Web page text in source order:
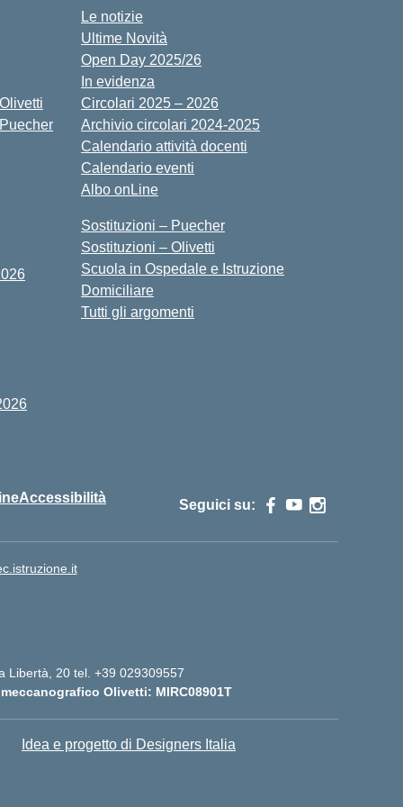
Le notizie
Ultime Novità
Open Day 2025/26
In evidenza
Circolari 2025 – 2026
Archivio circolari 2024-2025
Calendario attività docenti
Calendario eventi
Albo onLine
Sostituzioni – Puecher
Sostituzioni – Olivetti
Scuola in Ospedale e Istruzione
Domiciliare
Tutti gli argomenti
Accessibilità Seguici su:
Libertà, 20 tel. +39 029309557
Olivetti: MIRC08901T
Idea e progetto di Designers Italia